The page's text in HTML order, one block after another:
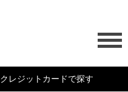
クレジットカードで探す